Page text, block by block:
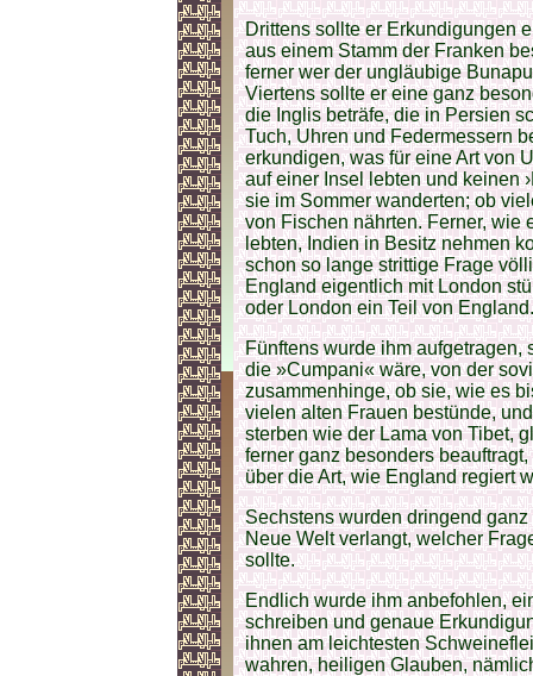
Drittens sollte er Erkundigungen
aus einem Stamm der Franken
ferner wer der ungläubige
Viertens sollte er eine ganz
die Inglis beträfe, die in Persien
Tuch, Uhren und Federmessern
erkundigen, was für eine Art von
auf einer Insel lebten und keinen
sie im Sommer wanderten; ob
von Fischen nährten. Ferner, wie
lebten, Indien in Besitz nehmen
schon so lange strittige Frage
England eigentlich mit London
oder London ein Teil von England.
Fünftens wurde ihm
die »Cumpani« wäre, von der
zusammenhinge, ob sie, wie es
vielen alten Frauen bestünde,
sterben wie der Lama von Tibet,
ferner ganz besonders
über die Art, wie England regiert
Sechstens wurden dringend
Neue Welt verlangt, welcher
sollte.
Endlich wurde ihm anbefohlen,
schreiben und genaue
ihnen am leichtesten
wahren, heiligen Glauben,